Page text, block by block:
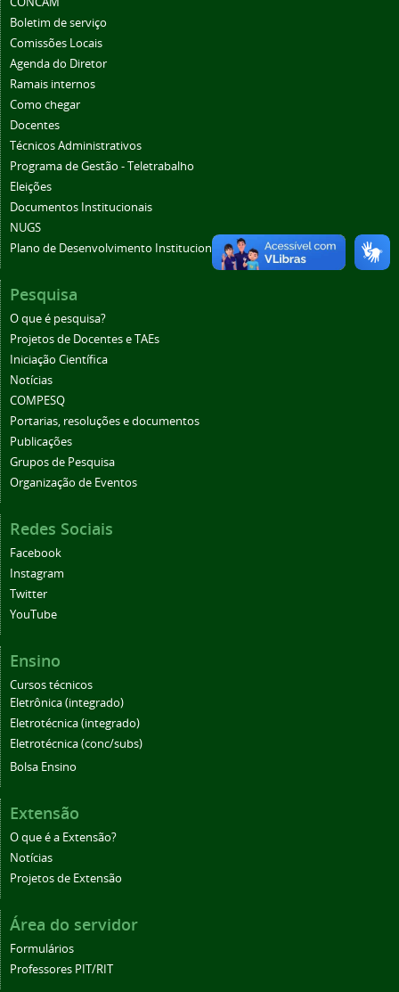
Boletim de serviço
Comissões Locais
Agenda do Diretor
Ramais internos
Como chegar
Docentes
Técnicos Administrativos
Programa de Gestão - Teletrabalho
Eleições
Documentos Institucionais
NUGS
Plano de Desenvolvimento Institucional (PDI)
Pesquisa
O que é pesquisa?
Projetos de Docentes e TAEs
Iniciação Científica
Notícias
COMPESQ
Portarias, resoluções e documentos
Publicações
Grupos de Pesquisa
Organização de Eventos
Redes Sociais
Facebook
Instagram
Twitter
YouTube
Ensino
Cursos técnicos
Eletrônica (integrado)
Eletrotécnica (integrado)
Eletrotécnica (conc/subs)
Bolsa Ensino
Extensão
O que é a Extensão?
Notícias
Projetos de Extensão
Área do servidor
Formulários
Professores PIT/RIT